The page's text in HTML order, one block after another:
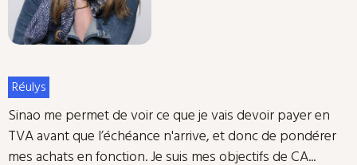
Réulys
Sinao me permet de voir ce que je vais devoir payer en
TVA avant que l’échéance n'arrive, et donc de pondérer
mes achats en fonction. Je suis mes objectifs de CA...